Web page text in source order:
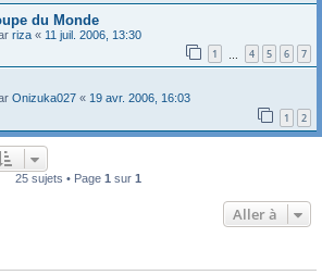
du Monde
riza « 11 juil. 2006, 13:30
1 4 5 6 7
Onizuka027 « 19 avr. 2006, 16:03
1 2
25 sujets • Page 1 sur 1
Aller à